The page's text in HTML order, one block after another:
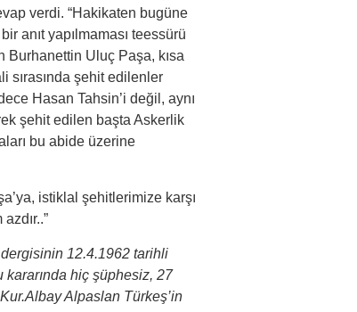
verdi. “Hakikaten bugüne
anıt yapılmaması teessürü
Burhanettin Uluç Paşa, kısa
sırasında şehit edilenler
Hasan Tahsin’i değil, aynı
şehit edilen başta Askerlik
bu abide üzerine
istiklal şehitlerimize karşı
dergisinin 12.4.1962 tarihli
kararında hiç şüphesiz, 27
Alpaslan Türkeş’in